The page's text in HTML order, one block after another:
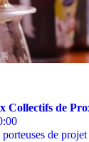
Collectifs de
de